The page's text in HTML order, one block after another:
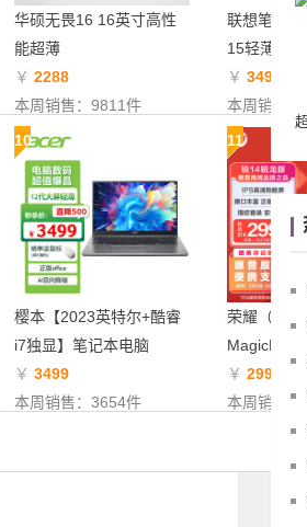
笔
笔
笔记
笔记
华硕无畏16 16英寸高性
能超薄
￥ 2288
本周销售：9811件
联想笔记本
15轻薄本
￥ 3499
本周销售：
10
樱本【2023英特尔+酷睿
i7独显】笔记本电脑
￥ 3499
本周销售：3654件
11
荣耀（
MagicBook
￥ 2999
本周销售